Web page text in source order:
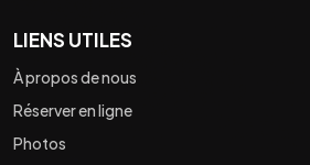
LIENS UTILES
À propos de nous
Réserver en ligne
Photos